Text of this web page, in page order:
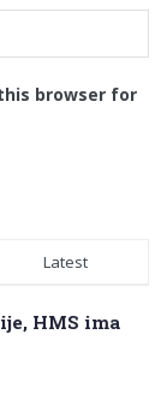
browser for
Latest
HMS ima